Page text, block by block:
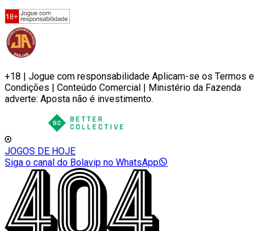
+18 | Jogue com responsabilidade Aplicam-se os Termos e
Condições | Conteúdo Comercial | Ministério da Fazenda
adverte: Aposta não é investimento.
JOGOS DE HOJE
Siga o canal do Bolavip no WhatsApp